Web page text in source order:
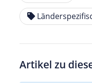
Artikel zu